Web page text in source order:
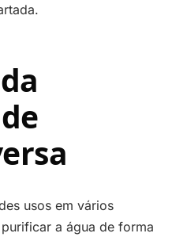
usos em vários
a água de forma